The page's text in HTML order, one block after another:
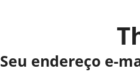
Seu endereço e-